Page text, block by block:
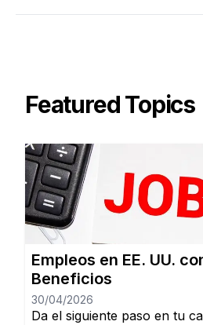
Featured Topics
Empleos en EE. UU.
Beneficios
30/04/2026
Da el siguiente paso en tu